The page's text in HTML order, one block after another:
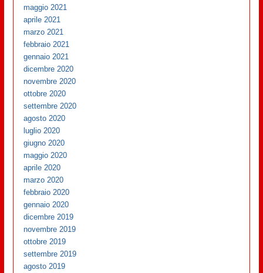
maggio 2021
aprile 2021
marzo 2021
febbraio 2021
gennaio 2021
dicembre 2020
novembre 2020
ottobre 2020
settembre 2020
agosto 2020
luglio 2020
giugno 2020
maggio 2020
aprile 2020
marzo 2020
febbraio 2020
gennaio 2020
dicembre 2019
novembre 2019
ottobre 2019
settembre 2019
agosto 2019